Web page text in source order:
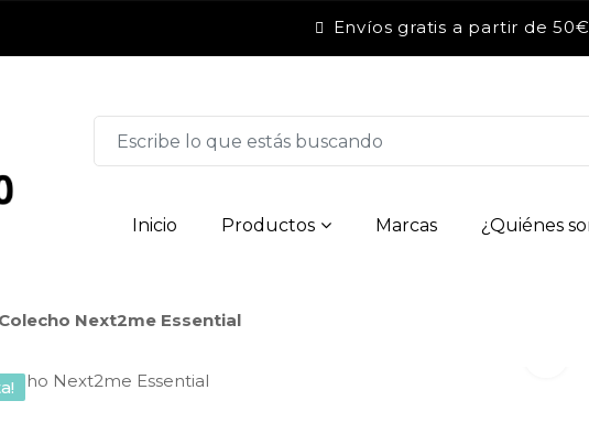
Envíos gratis a partir de 50€
Inicio Productos Marcas ¿Quiénes
Next2me Essential